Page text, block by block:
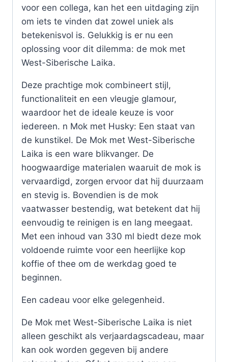
voor een collega, kan het een uitdaging zijn
om iets te vinden dat zowel uniek als
betekenisvol is. Gelukkig is er nu een
oplossing voor dit dilemma: de mok met
West-Siberische Laika.
Deze prachtige mok combineert stijl,
functionaliteit en een vleugje glamour,
waardoor het de ideale keuze is voor
iedereen. n Mok met Husky: Een staat van
de kunstikel. De Mok met West-Siberische
Laika is een ware blikvanger. De
hoogwaardige materialen waaruit de mok is
vervaardigd, zorgen ervoor dat hij duurzaam
en stevig is. Bovendien is de mok
vaatwasser bestendig, wat betekent dat hij
eenvoudig te reinigen is en lang meegaat.
Met een inhoud van 330 ml biedt deze mok
voldoende ruimte voor een heerlijke kop
koffie of thee om de werkdag goed te
beginnen.
Een cadeau voor elke gelegenheid.
De Mok met West-Siberische Laika is niet
alleen geschikt als verjaardagscadeau, maar
kan ook worden gegeven bij andere